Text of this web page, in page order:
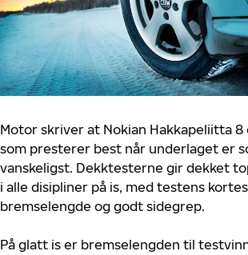
Motor skriver at Nokian Hakkapeliitta 8
som presterer best når underlaget er
vanskeligst. Dekktesterne gir dekket
i alle disipliner på is, med testens
bremselengde og godt sidegrep.
På glatt is er bremselengden til